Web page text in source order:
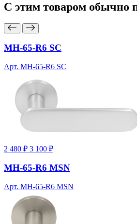
С этим товаром обычно
MH-65-R6 SC
Арт. MH-65-R6 SC
2 480 ₽ 3 100 ₽
MH-65-R6 MSN
Арт. MH-65-R6 MSN